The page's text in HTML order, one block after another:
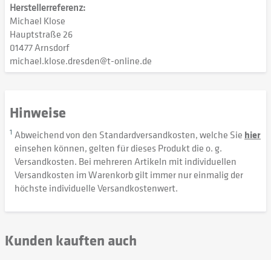
Herstellerreferenz:
Michael Klose
Hauptstraße 26
01477 Arnsdorf
michael.klose.dresden@t-online.de
Hinweise
1 Abweichend von den Standardversandkosten, welche Sie hier
einsehen können, gelten für dieses Produkt die o. g.
Versandkosten. Bei mehreren Artikeln mit individuellen
Versandkosten im Warenkorb gilt immer nur einmalig der
höchste individuelle Versandkostenwert.
Kunden kauften auch